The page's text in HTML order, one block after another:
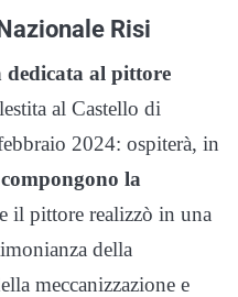
Risi
dedicata al pittore
al Castello di
2024: ospiterà, in
la
il pittore realizzò in una
della
meccanizzazione e